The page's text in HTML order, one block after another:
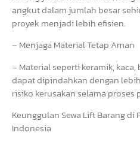
angkut dalam jumlah besar
proyek menjadi lebih efisien.
– Menjaga Material Tetap Aman
– Material seperti keramik,
dapat dipindahkan dengan
risiko kerusakan selama proses
Keunggulan Sewa Lift Barang di
Indonesia